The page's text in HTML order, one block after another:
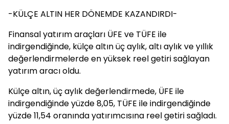
-KÜLÇE ALTIN HER DÖNEMDE KAZANDIRDI-
Finansal yatırım araçları ÜFE ve TÜFE ile
indirgendiğinde, külçe altın üç aylık, altı aylık ve yıllık
değerlendirmelerde en yüksek reel getiri sağlayan
yatırım aracı oldu.
Külçe altın, üç aylık değerlendirmede, ÜFE ile
indirgendiğinde yüzde 8,05, TÜFE ile indirgendiğinde
yüzde 11,54 oranında yatırımcısına reel getiri sağladı.